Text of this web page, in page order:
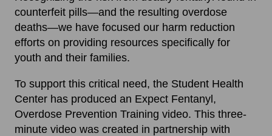
counterfeit pills—and the resulting overdose
deaths—we have focused our harm reduction
efforts on providing resources specifically for
youth and their families.
To support this critical need, the Student Health
Center has produced an Expect Fentanyl,
Overdose Prevention Training video. This three-
minute video was created in partnership with